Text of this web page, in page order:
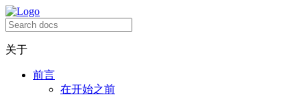
关于
前言
在开始之前